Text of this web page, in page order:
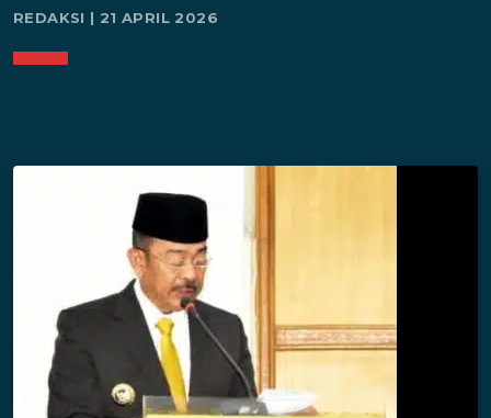
REDAKSI | 21 APRIL 2026